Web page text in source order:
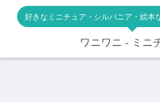
好きなミニチュア・シルバニア・絵本
ワニワニ - ミニ